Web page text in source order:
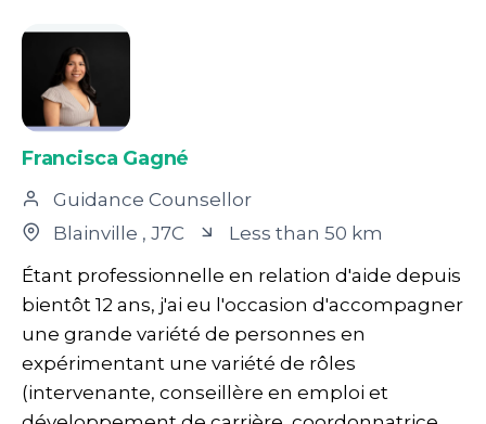
Francisca Gagné
Guidance Counsellor
Blainville , J7C
Less than 50 km
Étant professionnelle en relation d'aide depuis
bientôt 12 ans, j'ai eu l'occasion d'accompagner
une grande variété de personnes en
expérimentant une variété de rôles
(intervenante, conseillère en emploi et